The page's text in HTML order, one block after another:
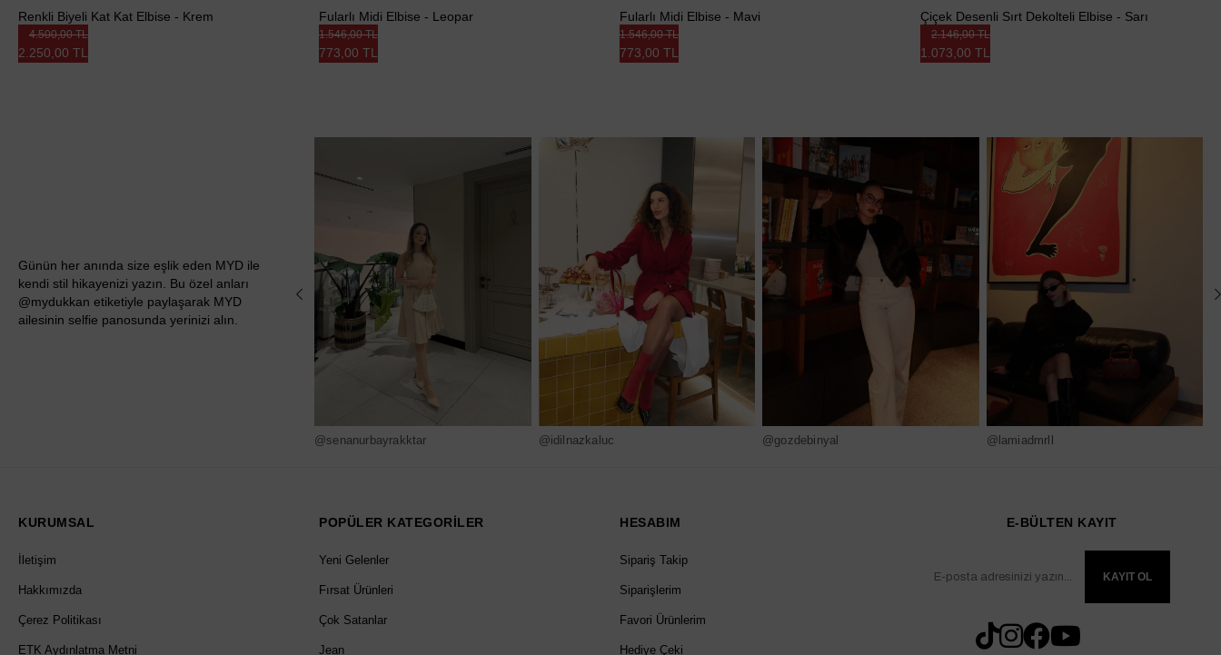
Renkli Biyeli Kat Kat Elbise - Krem
2.250,00 TL
4.500,00 TL
Fularlı Midi Elbise - Leopar
773,00 TL
1.546,00 TL
Fularlı Midi Elbise - Mavi
773,00 TL
1.546,00 TL
Çiçek Desenli Sırt Dekolteli Elbise - Sarı
1.073,00 TL
2.146,00 TL
Günün her anında size eşlik eden MYD ile
kendi stil hikayenizi yazın. Bu özel anları
@mydukkan etiketiyle paylaşarak MYD
ailesinin selfie panosunda yerinizi alın.
@senanurbayrakktar @idilnazkaluc @gozdebinyal @lamiadmrll
KURUMSAL
İletişim
Hakkımızda
Çerez Politikası
ETK Aydınlatma Metni
POPÜLER KATEGORİLER
Yeni Gelenler
Fırsat Ürünleri
Çok Satanlar
Jean
HESABIM
Sipariş Takip
Siparişlerim
Favori Ürünlerim
Hediye Çeki
E-BÜLTEN KAYIT
KAYIT OL